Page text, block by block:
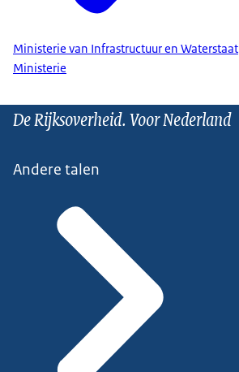
Ministerie van Infrastructuur en Waterstaat
Ministerie
De Rijksoverheid. Voor Nederland
Andere talen